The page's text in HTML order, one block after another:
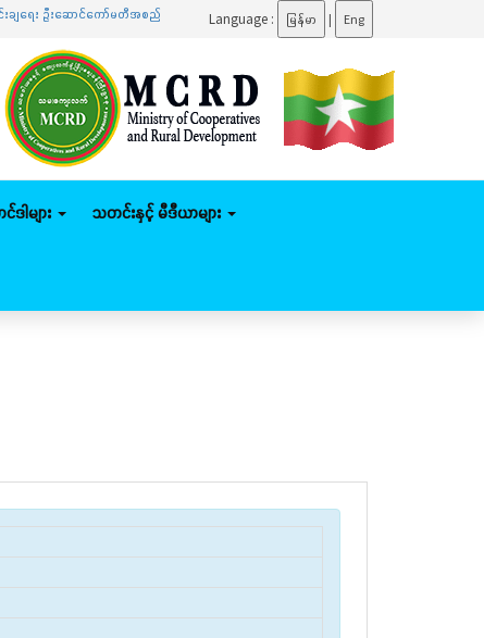
ဆောင်ကော်မတီအစည်းအဝေးသို့ တက်ရောက် .......ပြည်ထောင်စုဝန်ကြီး ဦးမျိုးဇော်သိမ်း နေပြည်တ
Language : မြန်မာ | Eng
ါများ သတင်းနှင့် မီဒီယာများ